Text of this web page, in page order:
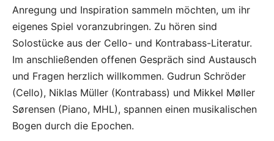
Anregung und Inspiration sammeln möchten, um ihr
eigenes Spiel voranzubringen. Zu hören sind
Solostücke aus der Cello- und Kontrabass-Literatur.
Im anschließenden offenen Gespräch sind Austausch
und Fragen herzlich willkommen. Gudrun Schröder
(Cello), Niklas Müller (Kontrabass) und Mikkel Møller
Sørensen (Piano, MHL), spannen einen musikalischen
Bogen durch die Epochen.